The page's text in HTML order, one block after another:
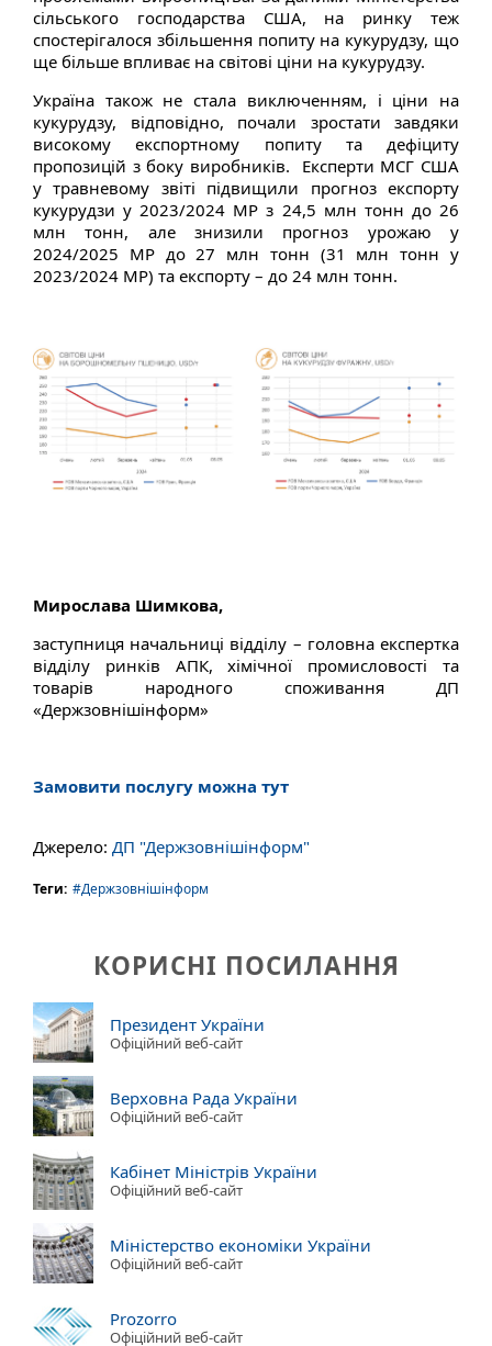
сільського господарства США, на ринку теж
спостерігалося збільшення попиту на кукурудзу, що
ще більше впливає на світові ціни на кукурудзу.
Україна також не стала виключенням, і ціни на
кукурудзу, відповідно, почали зростати завдяки
високому експортному попиту та дефіциту
пропозицій з боку виробників. Експерти МСГ США
у травневому звіті підвищили прогноз експорту
кукурудзи у 2023/2024 МР з 24,5 млн тонн до 26
млн тонн, але знизили прогноз урожаю у
2024/2025 МР до 27 млн тонн (31 млн тонн у
2023/2024 МР) та експорту – до 24 млн тонн.
Мирослава Шимкова,
заступниця начальниці відділу – головна експертка
відділу ринків АПК, хімічної промисловості та
товарів народного споживання ДП
«Держзовнішінформ»
Замовити послугу можна тут
Джерело: ДП "Держзовнішінформ"
Теги: #Держзовнішінформ
КОРИСНІ ПОСИЛАННЯ
Президент України
Офіційний веб-сайт
Верховна Рада України
Офіційний веб-сайт
Кабінет Міністрів України
Офіційний веб-сайт
Міністерство економіки України
Офіційний веб-сайт
Prozorro
Офіційний веб-сайт